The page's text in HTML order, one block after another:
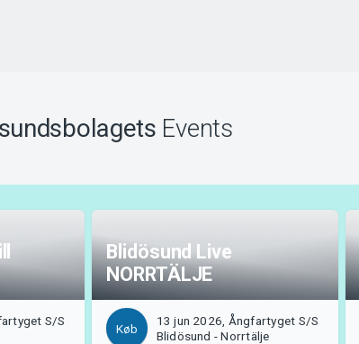
Events
S/S
Blidösund Live
NORRTÄLJE
Køb
13 jun 2026, Ångfartyget S/S
Blidösund - Norrtälje